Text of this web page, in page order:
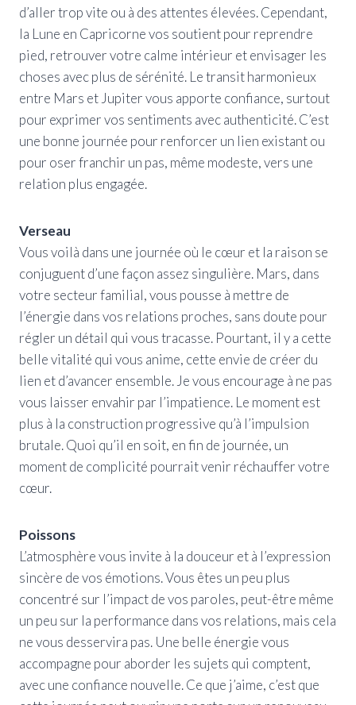
d’aller trop vite ou à des attentes élevées. Cependant,
la Lune en Capricorne vos soutient pour reprendre
pied, retrouver votre calme intérieur et envisager les
choses avec plus de sérénité. Le transit harmonieux
entre Mars et Jupiter vous apporte confiance, surtout
pour exprimer vos sentiments avec authenticité. C’est
une bonne journée pour renforcer un lien existant ou
pour oser franchir un pas, même modeste, vers une
relation plus engagée.
Verseau
Vous voilà dans une journée où le cœur et la raison se
conjuguent d’une façon assez singulière. Mars, dans
votre secteur familial, vous pousse à mettre de
l’énergie dans vos relations proches, sans doute pour
régler un détail qui vous tracasse. Pourtant, il y a cette
belle vitalité qui vous anime, cette envie de créer du
lien et d’avancer ensemble. Je vous encourage à ne pas
vous laisser envahir par l’impatience. Le moment est
plus à la construction progressive qu’à l’impulsion
brutale. Quoi qu’il en soit, en fin de journée, un
moment de complicité pourrait venir réchauffer votre
cœur.
Poissons
L’atmosphère vous invite à la douceur et à l’expression
sincère de vos émotions. Vous êtes un peu plus
concentré sur l’impact de vos paroles, peut-être même
un peu sur la performance dans vos relations, mais cela
ne vous desservira pas. Une belle énergie vous
accompagne pour aborder les sujets qui comptent,
avec une confiance nouvelle. Ce que j’aime, c’est que